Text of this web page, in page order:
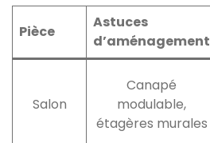
Pièce
Astuces
d’aménagement
Salon
Canapé
modulable,
étagères murales